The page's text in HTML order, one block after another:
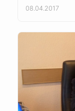
08.04.2017